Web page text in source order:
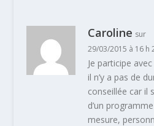
Caroline sur
29/03/2015 à 16 h
Je participe
il n’y a pas de
conseillée car il
d’un
mesure,